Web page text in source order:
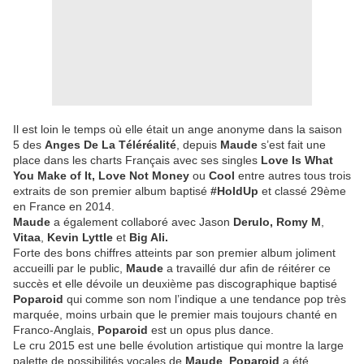
Il est loin le temps où elle était un ange anonyme dans la saison
5 des Anges De La Téléréalité , depuis Maude s’est fait une
place dans les charts Français avec ses singles Love Is What
You Make of It, Love Not Money ou Cool entre autres tous trois
extraits de son premier album baptisé #HoldUp et classé 29ème
en France en 2014.
Maude a également collaboré avec Jason Derulo, Romy M
Vitaa Kevin Lyttle et Big Ali.
Forte des bons chiffres atteints par son premier album joliment
accueilli par le public, Maude a travaillé dur afin de réitérer ce
succès et elle dévoile un deuxième pas discographique baptisé
Poparoid qui comme son nom l’indique a une tendance pop très
marquée, moins urbain que le premier mais toujours chanté en
Franco-Anglais, Poparoid est un opus plus dance.
Le cru 2015 est une belle évolution artistique qui montre la large
palette de possibilités vocales de Maude Poparoid a été